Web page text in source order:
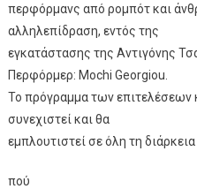
περφόρμανς από ρομπότ και
αλληλεπίδραση, εντός της
εγκατάστασης της Αντιγόνης
Περφόρμερ: Mochi Georgiou.
Το πρόγραμμα των επιτελέσεων
συνεχιστεί και θα
εμπλουτιστεί σε όλη τη
πού